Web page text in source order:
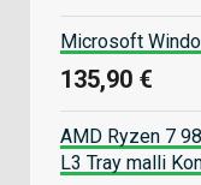
Microsoft
135,90 €
AMD Ryzen 7
L3 Tray malli